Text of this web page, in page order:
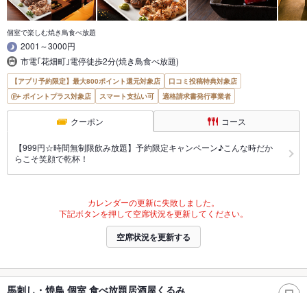
個室で楽しむ焼き鳥食べ放題
2001～3000円
市電｢花畑町｣電停徒歩2分(焼き鳥食べ放題)
【アプリ予約限定】最大800ポイント還元対象店
口コミ投稿特典対象店
ポイントプラス対象店
スマート支払い可 適格請求書発行事業者
クーポン コース
【999円☆時間無制限飲み放題】予約限定キャンペーン♪こんな時だか
らこそ笑顔で乾杯！
カレンダーの更新に失敗しました。
下記ボタンを押して空席状況を更新してください。
空席状況を更新する
馬刺し・焼鳥 個室 食べ放題居酒屋くるみ